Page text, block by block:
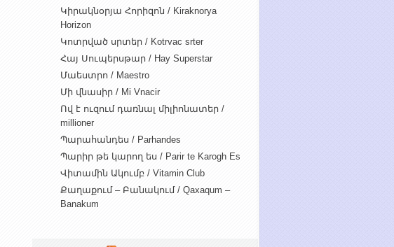
Կիրակնօրյա Հորիզոն / Kiraknorya
Horizon
Կոտրված սրտեր / Kotrvac srter
Հայ Սուպերսթար / Hay Superstar
Մաեստրո / Maestro
Մի վնասիր / Mi Vnacir
Ով է ուզում դառնալ միլիոնատեր /
millioner
Պարահանդես / Parhandes
Պարիր թե կարող ես / Parir te Karogh Es
Վիտամին Ակումբ / Vitamin Club
Քաղաքում – Բանակում / Qaxaqum –
Banakum